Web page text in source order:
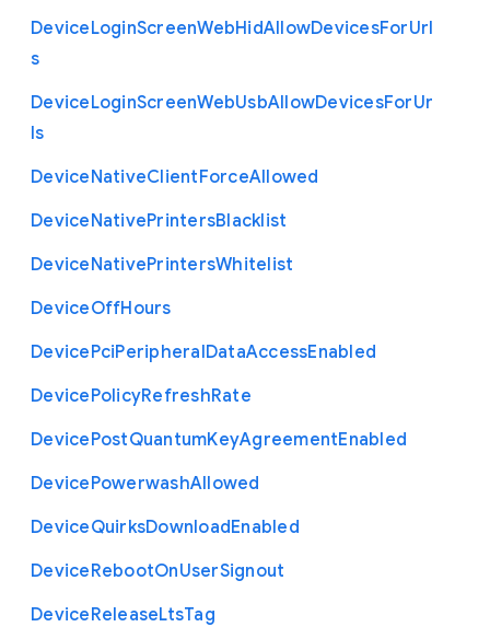
DeviceLoginScreenWebHidAllowDevicesForUrl
s
DeviceLoginScreenWebUsbAllowDevicesForUr
ls
DeviceNativeClientForceAllowed
DeviceNativePrintersBlacklist
DeviceNativePrintersWhitelist
DeviceOffHours
DevicePciPeripheralDataAccessEnabled
DevicePolicyRefreshRate
DevicePostQuantumKeyAgreementEnabled
DevicePowerwashAllowed
DeviceQuirksDownloadEnabled
DeviceRebootOnUserSignout
DeviceReleaseLtsTag